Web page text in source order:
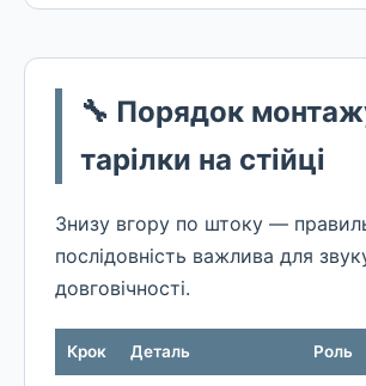
🔧 Порядок
тарілки на стійці
Знизу вгору по штоку —
послідовність важлива для
довговічності.
Крок Деталь Роль